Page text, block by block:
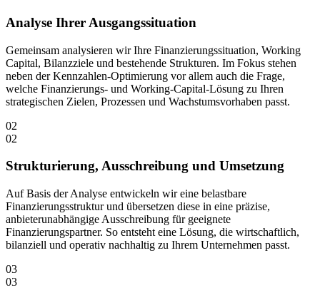
Analyse Ihrer Ausgangssituation
Gemeinsam analysieren wir Ihre Finanzierungssituation, Working
Capital, Bilanzziele und bestehende Strukturen. Im Fokus stehen
neben der Kennzahlen-Optimierung vor allem auch die Frage,
welche Finanzierungs- und Working-Capital-Lösung zu Ihren
strategischen Zielen, Prozessen und Wachstumsvorhaben passt.
02
02
Strukturierung, Ausschreibung und Umsetzung
Auf Basis der Analyse entwickeln wir eine belastbare
Finanzierungsstruktur und übersetzen diese in eine präzise,
anbieterunabhängige Ausschreibung für geeignete
Finanzierungspartner. So entsteht eine Lösung, die wirtschaftlich,
bilanziell und operativ nachhaltig zu Ihrem Unternehmen passt.
03
03